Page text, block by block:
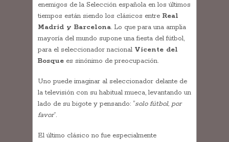
enemigos de la Selección española en los últimos
tiempos están siendo los clásicos entre Real
Madrid y Barcelona. Lo que para una amplia
mayoría del mundo supone una fiesta del fútbol,
para el seleccionador nacional Vicente del
Bosque es sinónimo de preocupación.
Uno puede imaginar al seleccionador delante de
la televisión con su habitual mueca, levantando un
lado de su bigote y pensando: “solo fútbol, por
favor”.
El último clásico no fue especialmente